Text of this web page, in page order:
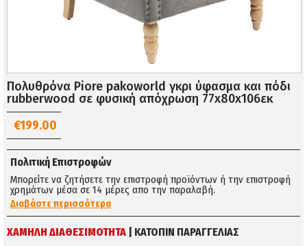
Πολυθρόνα Piore pakoworld γκρι ύφασμα και πόδι
rubberwood σε φυσική απόχρωση 77x80x106εκ
€199.00
Πολιτική Επιστροφών
Μπορείτε να ζητήσετε την επιστροφή προϊόντων ή την επιστροφή
χρημάτων μέσα σε 14 μέρες απο την παραλαβή.
Διαβάστε περισσότερα
ΧΑΜΗΛΗ ΔΙΑΘΕΣΙΜΌΤΗΤΑ | ΚΑΤΟΠΙΝ ΠΑΡΑΓΓΕΛΙΑΣ